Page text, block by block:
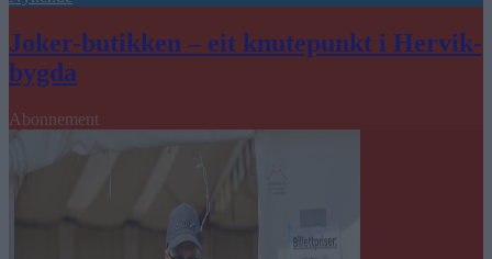
Joker-butikken – eit knutepunkt i Hervik-
bygda
Abonnement